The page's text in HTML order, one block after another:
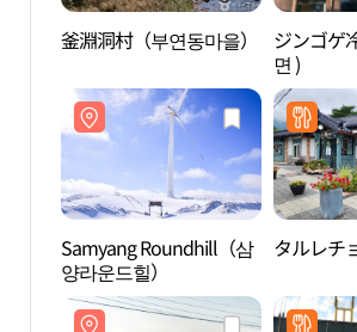
釜淵洞村（부연동마을）
ジンゴゲ
면 )
Samyang Roundhill（삼
양라운드힐）
タルレチ